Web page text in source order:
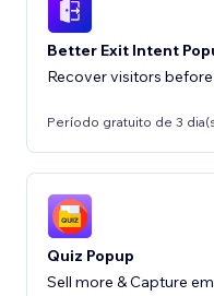
Better Exit Intent
Recover visitors
Período gratuito de 3
Quiz Popup
Sell more & Capture